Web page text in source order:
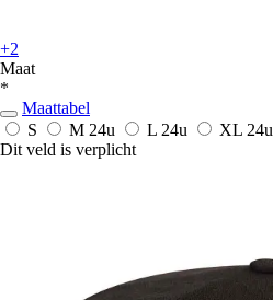
+2
Maat
*
Maattabel
S
M 24u L 24u XL 24u
Dit veld is verplicht